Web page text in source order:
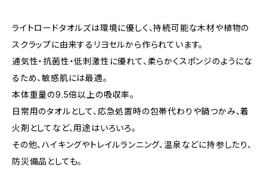
ライトロードタオルズは環境に優しく、持続可能な木材や植物の
スクラップに由来するリヨセルから作られています。
通気性・抗菌性・低刺激性に優れて、柔らかくスポンジのようにな
るため、敏感肌には最適。
本体重量の9.5倍以上の吸収率。
日常用のタオルとして、応急処置時の包帯代わりや鍋つかみ、着
火剤としてなど、用途はいろいろ。
その他、ハイキングやトレイルランニング、温泉などに持参したり、
防災備品としても。